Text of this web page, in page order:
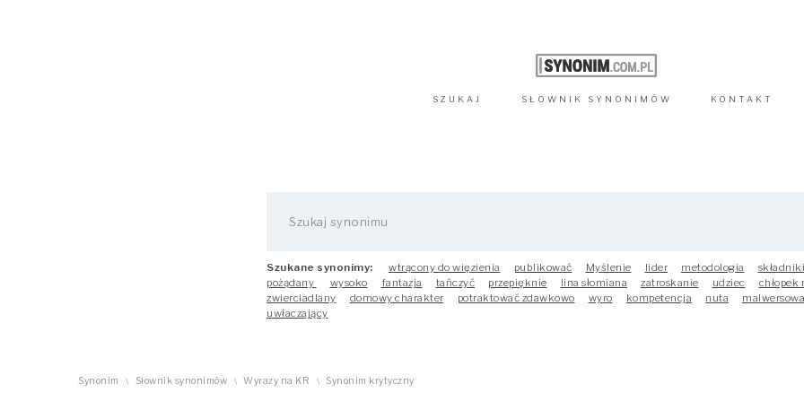
SZUKAJ SŁOWNIK SYNONIMÓW KONTAKT
Szukane synonimy: wtrącony do więzienia publikować Myślenie lider metodologia składniki
pożądany
wysoko fantazja tańczyć przepięknie lina słomiana zatroskanie udziec
chłopek
zwierciadlany
domowy charakter potraktować zdawkowo wyro kompetencja nuta
uwłaczający
Synonim \ Słownik synonimów \ Wyrazy na KR \ Synonim krytyczny